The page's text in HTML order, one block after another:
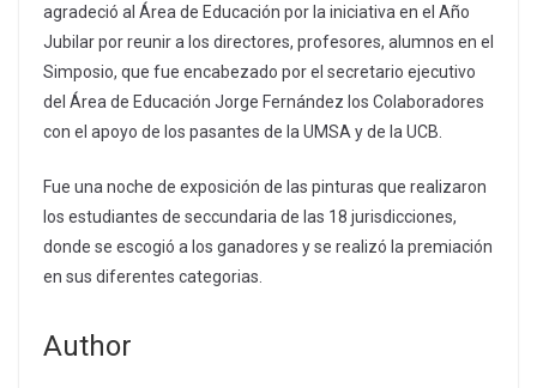
agradeció al Área de Educación por la iniciativa en el Año
Jubilar por reunir a los directores, profesores, alumnos en el
Simposio, que fue encabezado por el secretario ejecutivo
del Área de Educación Jorge Fernández los Colaboradores
con el apoyo de los pasantes de la UMSA y de la UCB.
Fue una noche de exposición de las pinturas que realizaron
los estudiantes de seccundaria de las 18 jurisdicciones,
donde se escogió a los ganadores y se realizó la premiación
en sus diferentes categorias.
Author